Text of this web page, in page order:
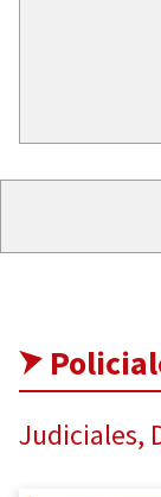
Judiciales,